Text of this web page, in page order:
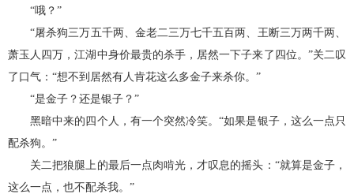
“哦？”
“屠杀狗三万五千两、金老二三万七千五百两、王断三万两千两、
萧玉人四万，江湖中身价最贵的杀手，居然一下子来了四位。”关二叹
了口气：“想不到居然有人肯花这么多金子来杀你。”
“是金子？还是银子？”
黑暗中来的四个人，有一个突然冷笑。“如果是银子，这么一点只
配杀狗。”
关二把狼腿上的最后一点肉啃光，才叹息的摇头：“就算是金子，
这么一点，也不配杀我。”